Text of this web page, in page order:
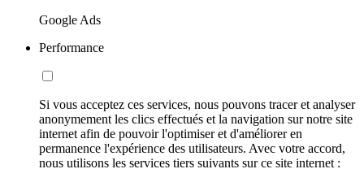
Google Ads
Performance
Si vous acceptez ces services, nous pouvons tracer et analyser
anonymement les clics effectués et la navigation sur notre site
internet afin de pouvoir l'optimiser et d'améliorer en
permanence l'expérience des utilisateurs. Avec votre accord,
nous utilisons les services tiers suivants sur ce site internet :